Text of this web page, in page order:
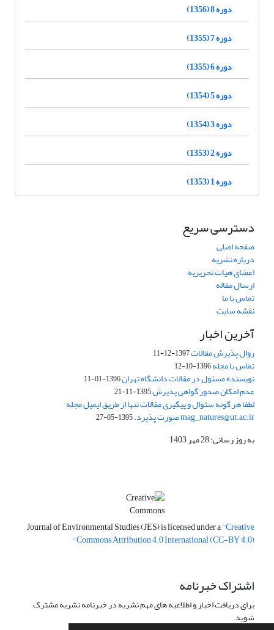
دوره 8 (1356)
دوره 7 (1355)
دوره 6 (1355)
دوره 5 (1354)
دوره 3 (1354)
دوره 2 (1353)
دوره 1 (1353)
دسترسی سریع
صفحه اصلی
درباره نشریه
اعضای هیات تحریریه
ارسال مقاله
تماس با ما
نقشه سایت
آخرین اخبار
روال پذیرش مقالات1397-12-11
تماس با مجله1396-10-12
نویسنده مسئول در مقالات دانشگاه تهران1396-01-11
عدم امکان صدور گواهی پذیرش1395-11-21
لطفا هر گونه سئوال و پیگیری مقالات تنها از طریق ایمیل مجله
mag_natures@ut.ac.ir صورت پذیرد. 1395-05-27
به روز رسانی: 28 مهر 1403
Journal of Environmental Studies (JES) is licensed under a"Creative
Commons Attribution 4.0 International (CC-BY 4.0)"
اشتراک خبرنامه
برای دریافت اخبار و اطلاعیه های مهم نشریه در خبرنامه نشریه مشترک
شوید.